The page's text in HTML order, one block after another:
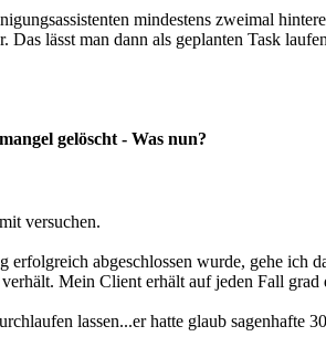
mindestens zweimal
lässt man dann als geplanten Task
gelöscht - Was nun?
versuchen.
abgeschlossen wurde, gehe ich
Mein Client erhält auf jeden Fall grad
lassen...er hatte glaub sagenhafte